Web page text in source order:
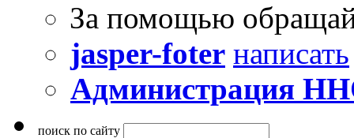
За помощью
jasper-foter написать
Администрация
поиск по сайту